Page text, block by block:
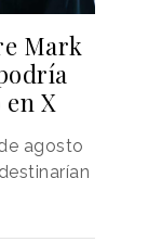
Mark
X
agosto